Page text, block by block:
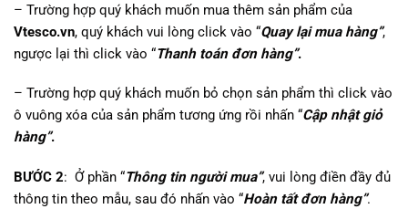
– Trường hợp quý khách muốn mua thêm sản phẩm của
Vtesco.vn, quý khách vui lòng click vào “Quay lại mua hàng”,
ngược lại thì click vào “Thanh toán đơn hàng”.
– Trường hợp quý khách muốn bỏ chọn sản phẩm thì click vào
ô vuông xóa của sản phẩm tương ứng rồi nhấn “Cập nhật giỏ
hàng”.
BƯỚC 2: Ở phần “Thông tin người mua”, vui lòng điền đầy đủ
thông tin theo mẫu, sau đó nhấn vào “Hoàn tất đơn hàng”.